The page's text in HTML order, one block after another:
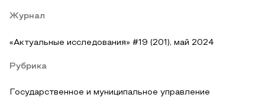
Журнал
«Актуальные исследования» #19 (201), май 2024
Рубрика
Государственное и муниципальное управление